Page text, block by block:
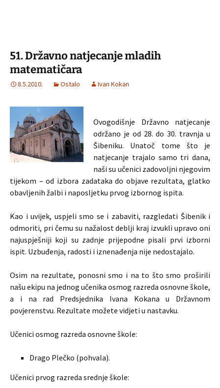
51. Državno natjecanje mladih
matematičara
8.5.2010. Ostalo Ivan Kokan
Ovogodišnje Državno natjecanje
održano je od 28. do 30. travnja u
Šibeniku. Unatoč tome što je
natjecanje trajalo samo tri dana,
naši su učenici zadovoljni njegovim
tijekom – od izbora zadataka do objave rezultata, glatko
obavljenih žalbi i naposljetku prvog izbornog ispita.
Kao i uvijek, uspjeli smo se i zabaviti, razgledati Šibenik i
odmoriti, pri čemu su nažalost deblji kraj izvukli upravo oni
najuspješniji koji su zadnje prijepodne pisali prvi izborni
ispit. Uzbuđenja, radosti i iznenađenja nije nedostajalo.
Osim na rezultate, ponosni smo i na to što smo proširili
našu ekipu na jednog učenika osmog razreda osnovne škole,
a i na rad Predsjednika Ivana Kokana u Državnom
povjerenstvu. Rezultate možete vidjeti u nastavku.
Učenici osmog razreda osnovne škole:
Drago Plečko (pohvala).
Učenici prvog razreda srednje škole: